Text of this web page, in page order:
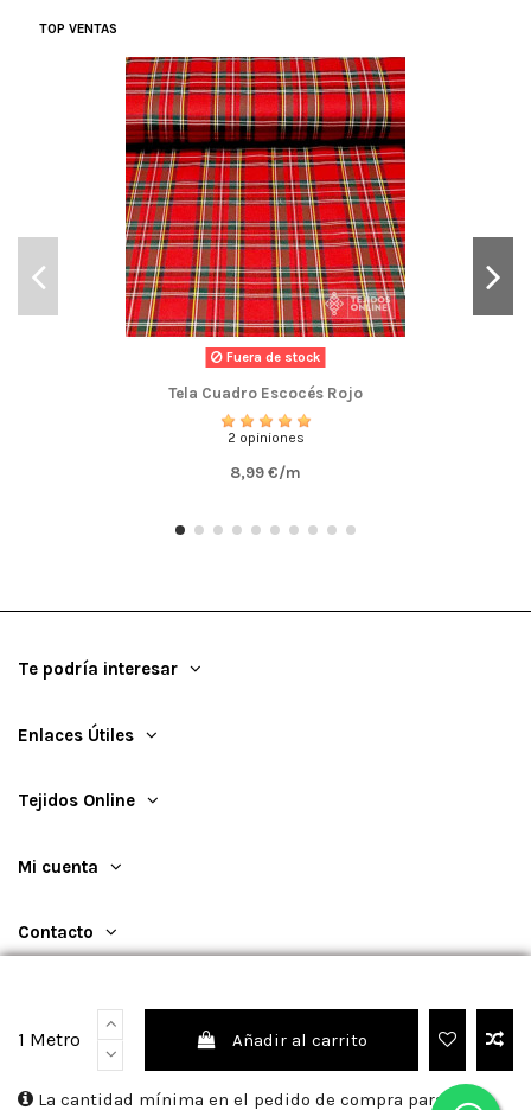
1 Metro Añadir al carrito
La cantidad mínima en el pedido de compra para el
TOP VENTAS
Fuera de stock
Tela Cuadro Escocés Rojo
2 opiniones
8,99 €/m
Te podría interesar
Enlaces Útiles
Tejidos Online
Mi cuenta
Contacto
©2026TejidosOnline